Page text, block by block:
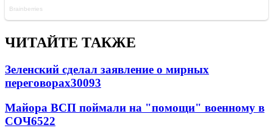
ЧИТАЙТЕ ТАКЖЕ
Зеленский сделал заявление о мирных
переговорах30093
Майора ВСП поймали на "помощи" военному в
СОЧ6522